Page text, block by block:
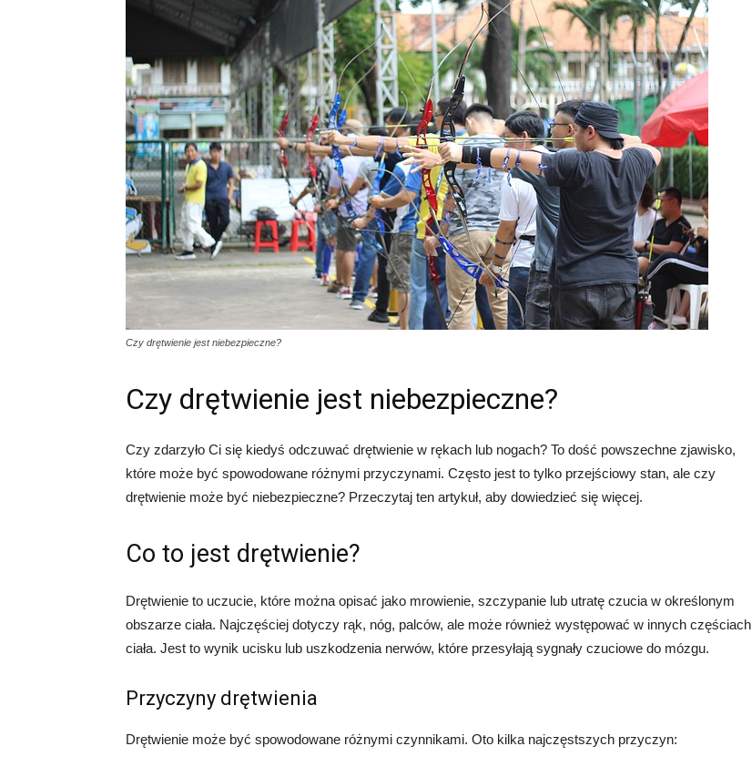
Czy drętwienie jest niebezpieczne?
Czy drętwienie jest niebezpieczne?
Czy zdarzyło Ci się kiedyś odczuwać drętwienie w rękach lub nogach? To dość powszechne zjawisko,
które może być spowodowane różnymi przyczynami. Często jest to tylko przejściowy stan, ale czy
drętwienie może być niebezpieczne? Przeczytaj ten artykuł, aby dowiedzieć się więcej.
Co to jest drętwienie?
Drętwienie to uczucie, które można opisać jako mrowienie, szczypanie lub utratę czucia w określonym
obszarze ciała. Najczęściej dotyczy rąk, nóg, palców, ale może również występować w innych częściach
ciała. Jest to wynik ucisku lub uszkodzenia nerwów, które przesyłają sygnały czuciowe do mózgu.
Przyczyny drętwienia
Drętwienie może być spowodowane różnymi czynnikami. Oto kilka najczęstszych przyczyn: